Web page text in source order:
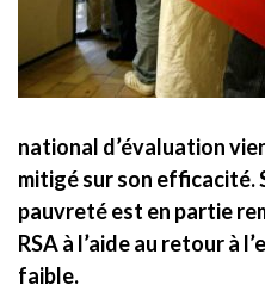
national d’évaluation
mitigé sur son efficacité.
pauvreté est en partie
RSA à l’aide au retour à
faible.